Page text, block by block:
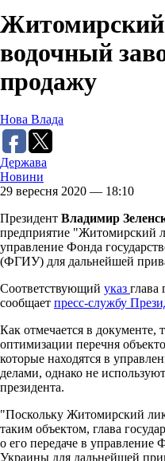
Житомирский
водочный
продажу
Нова Влада
Держава
Новини
29 вересня 2020 — 18:10
Президент Владимир
предприятие "Житомирский
управление Фонда
(ФГИУ) для дальнейшей
Соответствующий указ глава
сообщает пресс-службу
Как отмечается в документе,
оптимизации перечня
которые находятся в
делами, однако не
президента.
"Поскольку Житомирский
таким объектом, глава
о его передаче в управление
Украины для дальнейшей